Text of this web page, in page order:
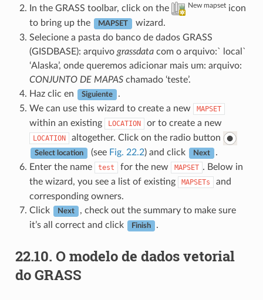
In the GRASS toolbar, click on the
New mapseticon
to bring up the
MAPSET
wizard.
Selecione a pasta do banco de dados GRASS
(GISDBASE): arquivo grassdatacom o arquivo:` local`
‘Alaska’, onde queremos adicionar mais um: arquivo:
CONJUNTO DE MAPASchamado ‘teste’.
Haz clic en
Siguiente
.
We can use this wizard to create a new
MAPSET
within an existing LOCATION or to create a new
LOCATION altogether. Click on the radio button
Select location (see Fig. 22.2) and click Next
.
Enter the name
test for the new MAPSET . Below in
the wizard, you see a list of existing
MAPSETs
and
corresponding owners.
Click
Next
, check out the summary to make sure
it’s all correct and click
Finish .
22.10. O modelo de dados vetorial
do GRASS